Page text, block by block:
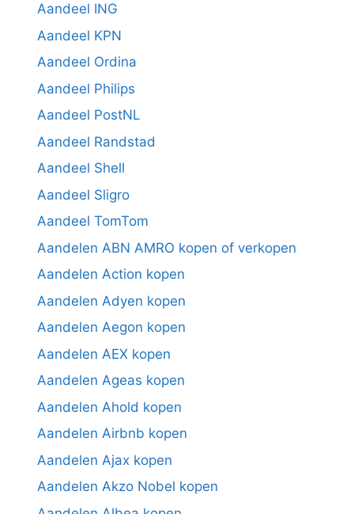
Aandeel ING
Aandeel KPN
Aandeel Ordina
Aandeel Philips
Aandeel PostNL
Aandeel Randstad
Aandeel Shell
Aandeel Sligro
Aandeel TomTom
Aandelen ABN AMRO kopen of verkopen
Aandelen Action kopen
Aandelen Adyen kopen
Aandelen Aegon kopen
Aandelen AEX kopen
Aandelen Ageas kopen
Aandelen Ahold kopen
Aandelen Airbnb kopen
Aandelen Ajax kopen
Aandelen Akzo Nobel kopen